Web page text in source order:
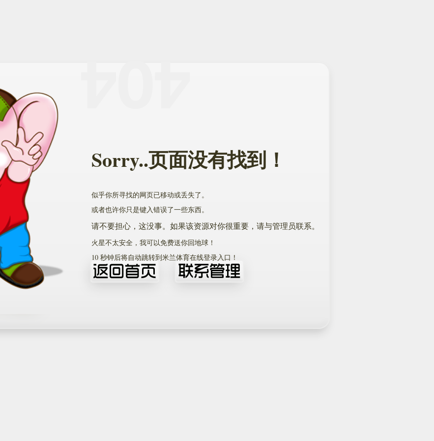
Sorry..页面没有找到！
似乎你所寻找的网页已移动或丢失了。
或者也许你只是键入错误了一些东西。
请不要担心，这没事。如果该资源对你很重要，请与管理员联系。
火星不太安全，我可以免费送你回地球！
10秒钟后将自动跳转到米兰体育在线登录入口！